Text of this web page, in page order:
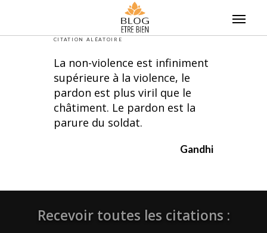
CITATION ALÉATOIRE
La non-violence est infiniment
supérieure à la violence, le
pardon est plus viril que le
châtiment. Le pardon est la
parure du soldat.
Gandhi
Recevoir toutes les citations :